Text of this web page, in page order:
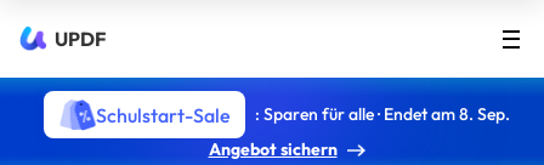
UPDF
Schulstart-Sale
: Sparen für alle · Endet am 8. Sep.
Angebot sichern